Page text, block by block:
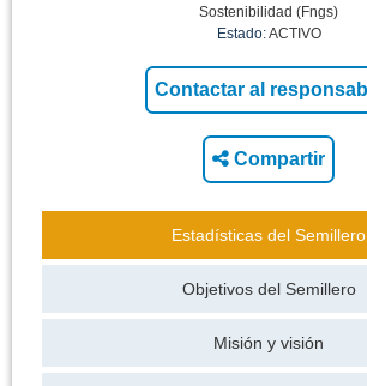
Sostenibilidad (Fngs)
Estado:ACTIVO
Compartir
Estadísticas del Semillero
Objetivos del Semillero
Misión y visión